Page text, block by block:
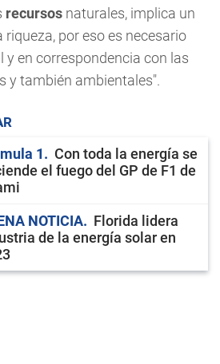
recursos naturales, implica un
por eso es necesario
y en correspondencia con las
y también ambientales".
1
Con toda la energía se
el fuego del GP de F1 de
NOTICIA
Florida lidera
de la energía solar en